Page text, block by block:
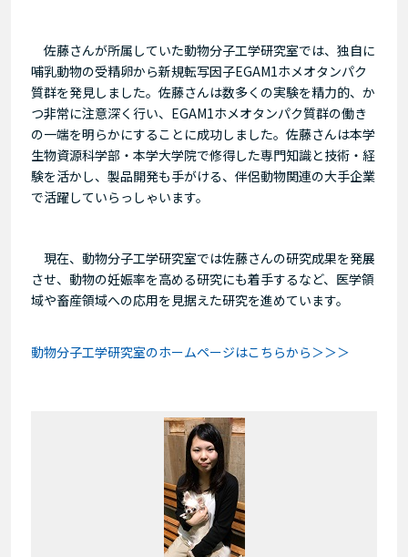
佐藤さんが所属していた動物分子工学研究室では、独自に
哺乳動物の受精卵から新規転写因子EGAM1ホメオタンパク
質群を発見しました。佐藤さんは数多くの実験を精力的、か
つ非常に注意深く行い、EGAM1ホメオタンパク質群の働き
の一端を明らかにすることに成功しました。佐藤さんは本学
生物資源科学部・本学大学院で修得した専門知識と技術・経
験を活かし、製品開発も手がける、伴侶動物関連の大手企業
で活躍していらっしゃいます。
現在、動物分子工学研究室では佐藤さんの研究成果を発展
させ、動物の妊娠率を高める研究にも着手するなど、医学領
域や畜産領域への応用を見据えた研究を進めています。
動物分子工学研究室のホームページはこちらから＞＞＞